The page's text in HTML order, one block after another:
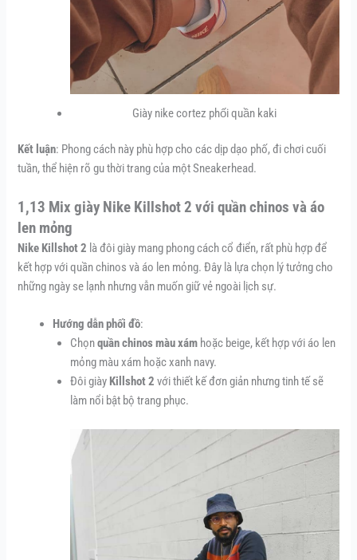
Giày nike cortez phối quần kaki
Kết luận: Phong cách này phù hợp cho các dịp dạo phố, đi chơi cuối
tuần, thể hiện rõ gu thời trang của một Sneakerhead.
1,13 Mix giày Nike Killshot 2 với quần chinos và áo
len mỏng
Nike Killshot 2 là đôi giày mang phong cách cổ điển, rất phù hợp để
kết hợp với quần chinos và áo len mỏng. Đây là lựa chọn lý tưởng cho
những ngày se lạnh nhưng vẫn muốn giữ vẻ ngoài lịch sự.
Hướng dẫn phối đồ:
Chọnquần chinos màu xám hoặc beige, kết hợp với áo len
mỏng màu xám hoặc xanh navy.
Đôi giày Killshot 2 với thiết kế đơn giản nhưng tinh tế sẽ
làm nổi bật bộ trang phục.